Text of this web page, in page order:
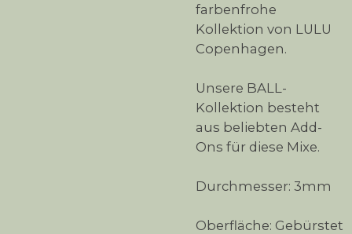
farbenfrohe
Kollektion von LULU
Copenhagen.
Unsere BALL-
Kollektion besteht
aus beliebten Add-
Ons für diese Mixe.
Durchmesser: 3mm
Oberfläche: Gebürstet